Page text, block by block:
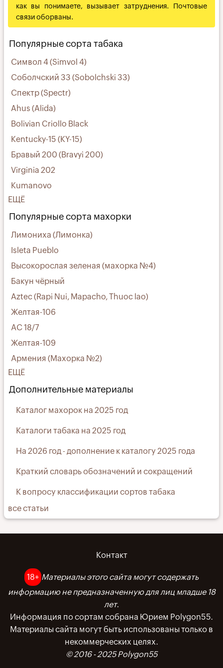
как вы понимаете, вызывает затруднения. Почтовые
связи оборваны.
Популярные сорта табака
Символ 4 (Simvol 4)
Соболчский 33 (Sobolchski 33)
Спектр (Spectr)
Ahus (Alida)
Bolivian Criollo Black
Kentucky-15 (KY-15)
Бравый 200 (Bravyi 200)
Virginia 202
Kumanovo
ЕЩЁ
Популярные сорта махорки
Лимониха (Лимонка)
Isleta Pueblo
Высокорослая зеленая (махорка №4)
Бакун чёрный
Aztec (Rapi Nui, Mapacho, Thuoc lao)
Желтая-106
АС 18/7
Желтая-109
Армения (Махорка №2)
ЕЩЁ
Дополнительные материалы
Каталог махорок на 2025 год
Каталоги табака на 2025 год
На 2026 год - дополнение к каталогу 2025 года
Краткий словарь обозначений и сокращений
К вопросу классификации сортов табака
все статьи
подвале
Контакт
18+ Материалы этого сайта могут содержать
информацию не предназначенную для лиц младше 18
лет.
Информация по сортам собрана Юрием Polygon55.
Материалы сайта могут быть использованы только в
некоммерческих целях.
© 2016 - 2025 Polygon55